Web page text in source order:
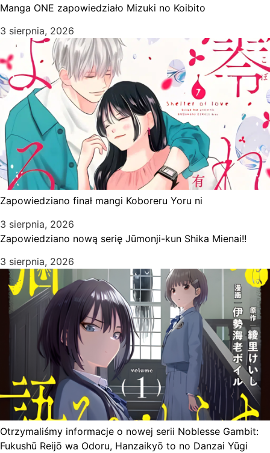
Manga ONE zapowiedziało Mizuki no Koibito
3 sierpnia, 2026
Zapowiedziano finał mangi Koboreru Yoru ni
3 sierpnia, 2026
Zapowiedziano nową serię Jūmonji-kun Shika Mienai!!
3 sierpnia, 2026
Otrzymaliśmy informacje o nowej serii Noblesse Gambit:
Fukushū Reijō wa Odoru, Hanzaikyō to no Danzai Yūgi